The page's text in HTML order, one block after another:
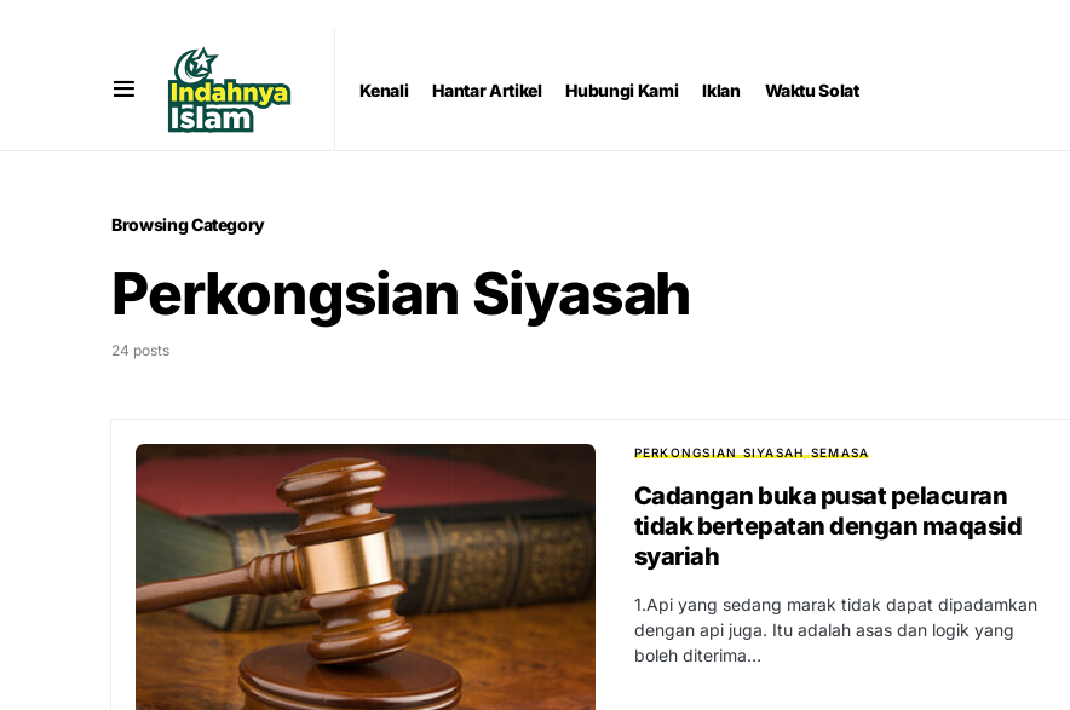
Kenali Hantar Artikel Hubungi Kami Iklan Waktu Solat
Browsing Category
Perkongsian Siyasah
24 posts
PERKONGSIAN SIYASAH SEMASA
Cadangan buka pusat pelacuran
tidak bertepatan dengan maqasid
syariah
1.Api yang sedang marak tidak dapat dipadamkan
dengan api juga. Itu adalah asas dan logik yang
boleh diterima…